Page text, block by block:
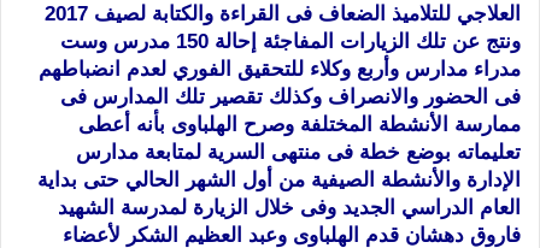
العلاجي للتلاميذ الضعاف
فى القراءة والكتابة لصيف 2017
ونتج عن تلك الزيارات المفاجئة إحالة 150 مدرس وست
مدراء مدارس وأربع وكلاء للتحقيق الفوري لعدم انضباطهم
فى الحضور والانصراف وكذلك تقصير تلك المدارس فى
ممارسة الأنشطة المختلفة وصرح الهلباوى بأنه أعطى
تعليماته بوضع خطة فى منتهى السرية لمتابعة مدارس
الإدارة والأنشطة الصيفية من أول الشهر الحالي حتى بداية
العام الدراسي الجديد وفى خلال الزيارة لمدرسة الشهيد
فاروق دهشان قدم الهلباوى وعبد العظيم الشكر لأعضاء